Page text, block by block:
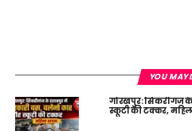
YOU MAY
गोरखपुर: सिकरीगंज के
स्कूटी की टक्कर,